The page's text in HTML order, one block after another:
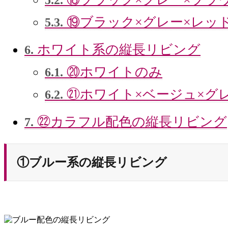
5.3. ⑲ブラック×グレー×レッ
6. ホワイト系の縦長リビング
6.1. ⑳ホワイトのみ
6.2. ㉑ホワイト×ベージュ×グ
7. ㉒カラフル配色の縦長リビング
①ブルー系の縦長リビング